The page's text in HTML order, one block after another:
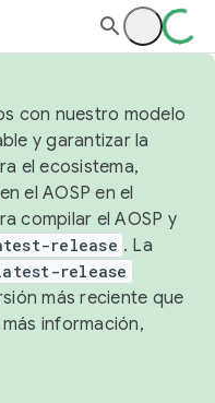
con nuestro modelo
y garantizar la
el ecosistema,
el AOSP en el
compilar el AOSP y
release . La
release
más reciente que
información,